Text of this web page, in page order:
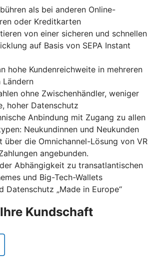
als bei anderen Online-
oder Kreditkarten
von einer sicheren und schnellen
auf Basis von SEPA Instant
hohe Kundenreichweite in mehreren
Ländern
ohne Zwischenhändler, weniger
hoher Datenschutz
Anbindung mit Zugang zu allen
Neukundinnen und Neukunden
über die Omnichannel-Lösung von VR
angebunden.
Abhängigkeit zu transatlantischen
und Big-Tech-Wallets
Datenschutz „Made in Europe“
Kundschaft